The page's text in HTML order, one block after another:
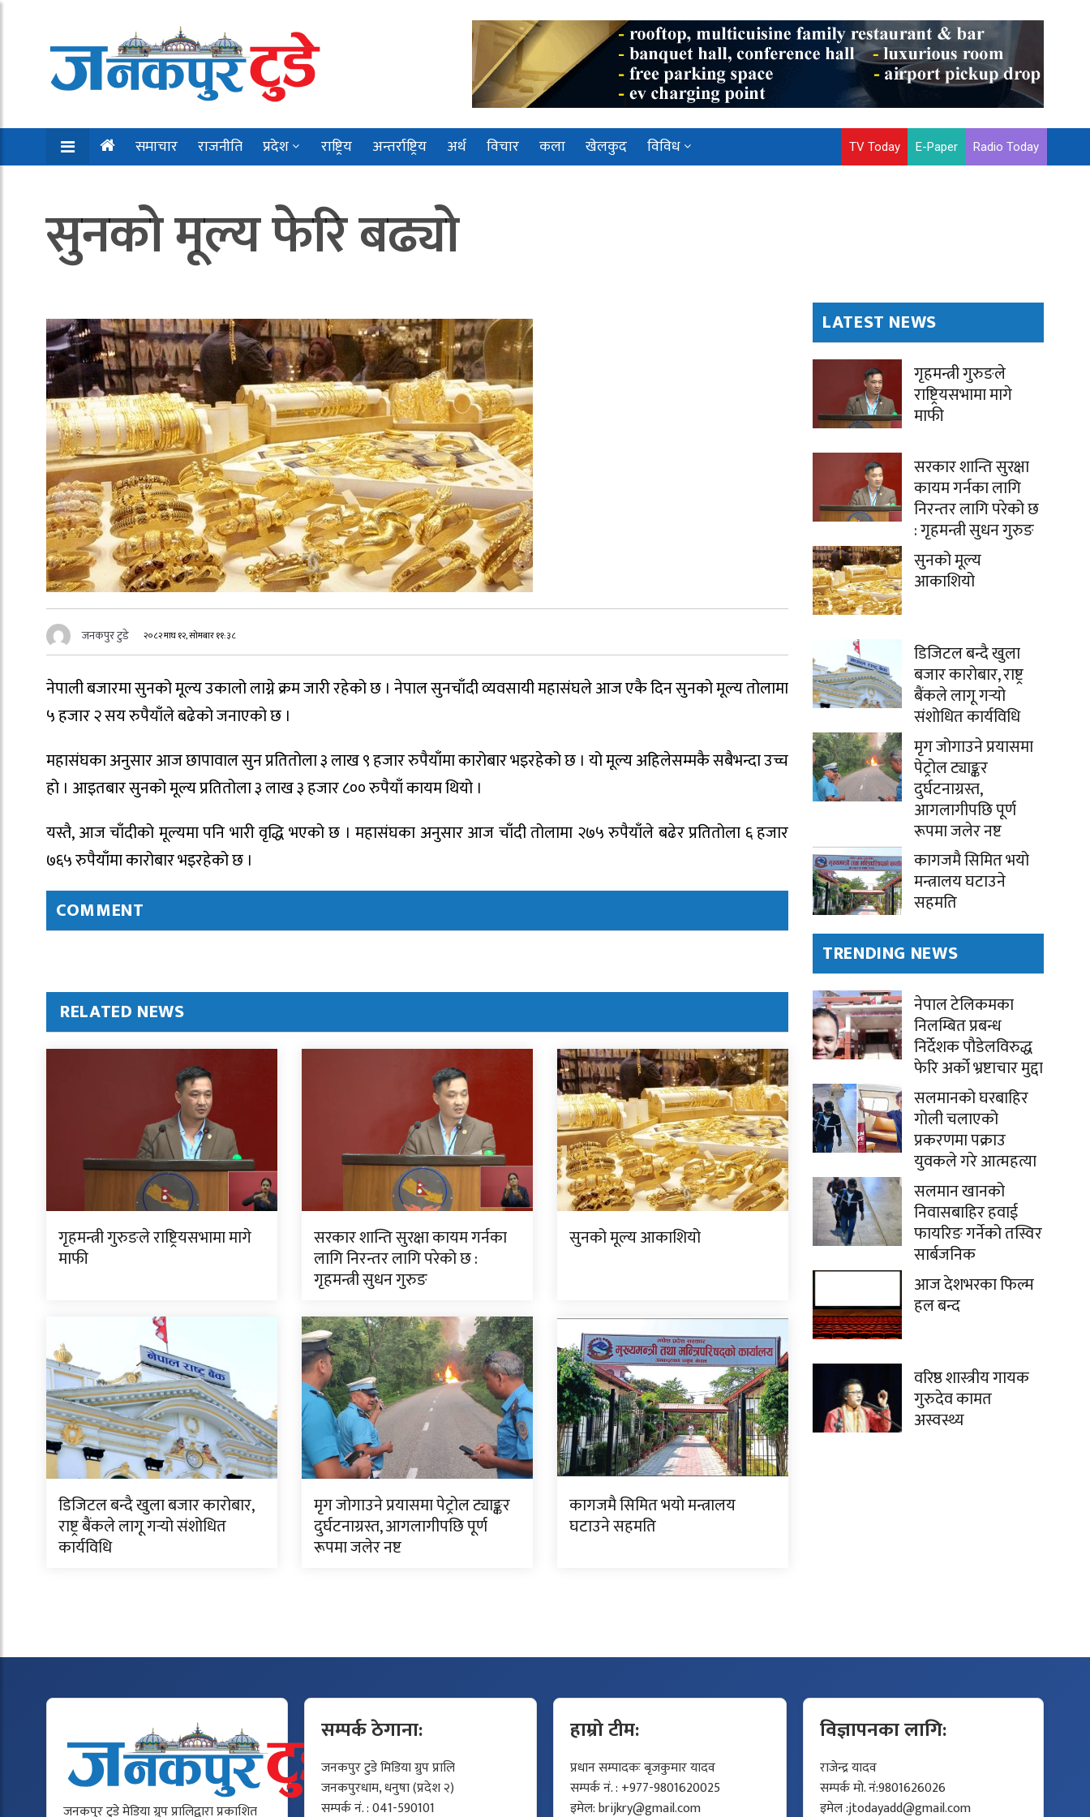
समाचार राजनीति प्रदेश राष्ट्रिय अन्तर्राष्ट्रिय अर्थ विचार कला खेलकुद विविध TV Today E-Paper Radio Today
सुनको मूल्य फेरि बढ्यो
जनकपुर टुडे २०८२ माघ १२, सोमबार ११:३८
नेपाली बजारमा सुनको मूल्य उकालो लाग्ने क्रम जारी रहेको छ । नेपाल सुनचाँदी व्यवसायी महासंघले आज एकै दिन सुनको मूल्य तोलामा
५ हजार २ सय रुपैयाँले बढेको जनाएको छ ।
महासंघका अनुसार आज छापावाल सुन प्रतितोला ३ लाख ९ हजार रुपैयाँमा कारोबार भइरहेको छ । यो मूल्य अहिलेसम्मकै सबैभन्दा उच्च
हो । आइतबार सुनको मूल्य प्रतितोला ३ लाख ३ हजार ८०० रुपैयाँ कायम थियो ।
यस्तै, आज चाँदीको मूल्यमा पनि भारी वृद्धि भएको छ । महासंघका अनुसार आज चाँदी तोलामा २७५ रुपैयाँले बढेर प्रतितोला ६ हजार
७६५ रुपैयाँमा कारोबार भइरहेको छ ।
COMMENT
RELATED NEWS
गृहमन्त्री गुरुङले राष्ट्रियसभामा मागे
माफी
सरकार शान्ति सुरक्षा कायम गर्नका
लागि निरन्तर लागि परेको छ :
गृहमन्त्री सुधन गुरुङ
सुनको मूल्य आकाशियो
डिजिटल बन्दै खुला बजार कारोबार,
राष्ट्र बैंकले लागू गर्‍यो संशोधित
कार्यविधि
मृग जोगाउने प्रयासमा पेट्रोल ट्याङ्कर
दुर्घटनाग्रस्त, आगलागीपछि पूर्ण
रूपमा जलेर नष्ट
कागजमै सिमित भयो मन्त्रालय
घटाउने सहमति
LATEST NEWS
गृहमन्त्री गुरुङले
राष्ट्रियसभामा मागे
माफी
सरकार शान्ति सुरक्षा
कायम गर्नका लागि
निरन्तर लागि परेको छ
: गृहमन्त्री सुधन गुरुङ
सुनको मूल्य
आकाशियो
डिजिटल बन्दै खुला
बजार कारोबार, राष्ट्र
बैंकले लागू गर्‍यो
संशोधित कार्यविधि
मृग जोगाउने प्रयासमा
पेट्रोल ट्याङ्कर
दुर्घटनाग्रस्त,
आगलागीपछि पूर्ण
रूपमा जलेर नष्ट
कागजमै सिमित भयो
मन्त्रालय घटाउने
सहमति
TRENDING NEWS
नेपाल टेलिकमका
निलम्बित प्रबन्ध
निर्देशक पौडेलविरुद्ध
फेरि अर्को भ्रष्टाचार मुद्दा
सलमानको घरबाहिर
गोली चलाएको
प्रकरणमा पक्राउ
युवकले गरे आत्महत्या
सलमान खानको
निवासबाहिर हवाई
फायरिङ गर्नेको तस्विर
सार्बजनिक
आज देशभरका फिल्म
हल बन्द
वरिष्ठ शास्त्रीय गायक
गुरुदेव कामत
अस्वस्थ्य
जनकपुर टुडे मेडिया ग्रुप प्रालिद्वारा प्रकाशित
सम्पर्क ठेगाना:
जनकपुर टुडे मिडिया ग्रुप प्रालि
जनकपुरधाम, धनुषा (प्रदेश २)
सम्पर्क नं. : 041-590101
हाम्रो टीम:
प्रधान सम्पादकः बृजकुमार यादव
सम्पर्क नं. : +977-9801620025
इमेल:brijkry@gmail.com
विज्ञापनका लागि:
राजेन्द्र यादव
सम्पर्क मो. नं:9801626026
इमेल :jtodayadd@gmail.com